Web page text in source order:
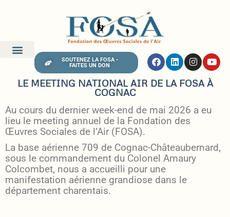
SOUTENEZ LA FOSA -
FAITES UN DON
LE MEETING NATIONAL AIR DE LA FOSA À
COGNAC
Au cours du dernier week-end de mai 2026 a eu
lieu le meeting annuel de la Fondation des
Œuvres Sociales de l’Air (FOSA).
La base aérienne 709 de Cognac-Châteaubernard,
sous le commandement du Colonel Amaury
Colcombet, nous a accueilli pour une
manifestation aérienne grandiose dans le
département charentais.